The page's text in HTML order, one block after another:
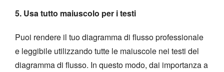
5. Usa tutto maiuscolo per i testi
Puoi rendere il tuo diagramma di flusso professionale
e leggibile utilizzando tutte le maiuscole nei testi del
diagramma di flusso. In questo modo, dai importanza a